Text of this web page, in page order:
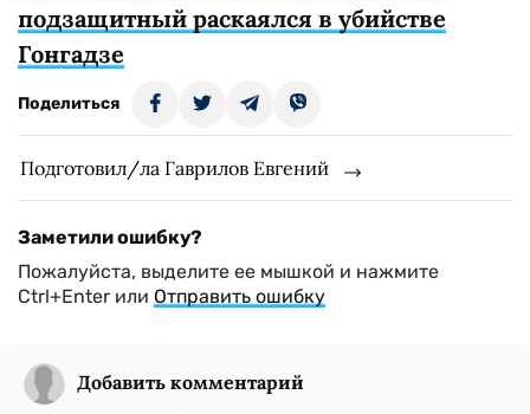
подзащитный раскаялся в убийстве
Гонгадзе
Поделиться
Подготовил/ла Гаврилов Евгений
Заметили ошибку?
Пожалуйста, выделите ее мышкой и нажмите
Ctrl+Enter или Отправить ошибку
Добавить комментарий